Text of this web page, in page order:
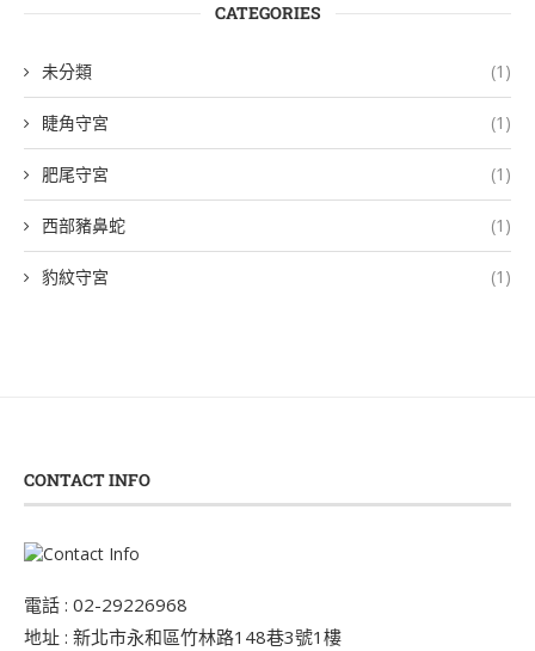
CATEGORIES
未分類 (1)
睫角守宮 (1)
肥尾守宮 (1)
西部豬鼻蛇 (1)
豹紋守宮 (1)
CONTACT INFO
電話 : 02-29226968
地址 : 新北市永和區竹林路148巷3號1樓